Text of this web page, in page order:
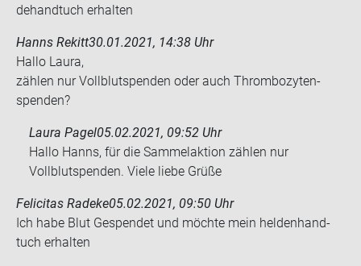
de­hand­tuch er­hal­ten
Hanns Rekitt30.01.2021, 14:38 Uhr
Hallo Laura,
zäh­len nur Voll­blut­spen­den oder auch Throm­bo­zy­ten­
spen­den?
Laura Pagel05.02.2021, 09:52 Uhr
Hallo Hanns, für die Sammelaktion zählen nur
Vollblutspenden. Viele liebe Grüße
Felicitas Radeke05.02.2021, 09:50 Uhr
Ich habe Blut Ge­spen­det und möch­te mein hel­den­hand­
tuch er­hal­ten